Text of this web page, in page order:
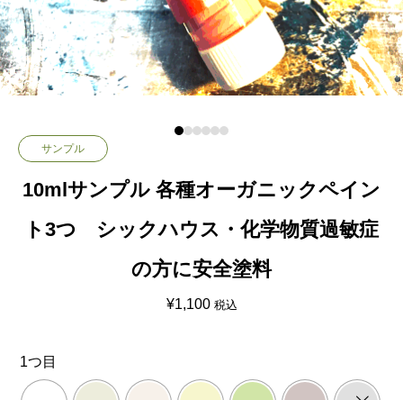
サンプル
10mlサンプル 各種オーガニックペイン
ト3つ シックハウス・化学物質過敏症
の方に安全塗料
¥1,100 税込
1つ目